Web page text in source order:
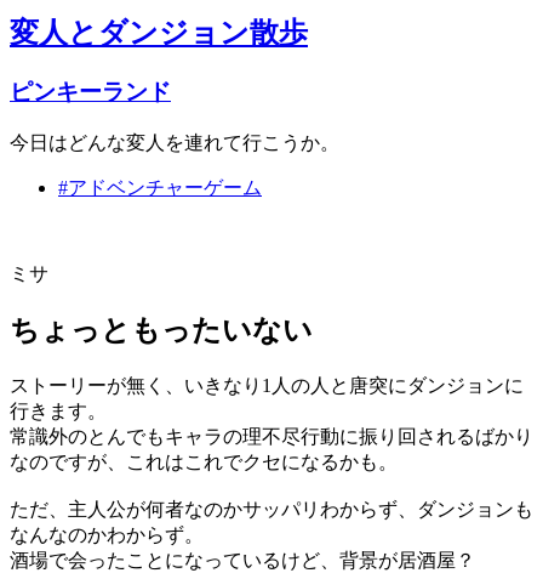
変人とダンジョン散歩
ピンキーランド
今日はどんな変人を連れて行こうか。
#アドベンチャーゲーム
ミサ
ちょっともったいない
ストーリーが無く、いきなり1人の人と唐突にダンジョンに
行きます。
常識外のとんでもキャラの理不尽行動に振り回されるばかり
なのですが、これはこれでクセになるかも。
ただ、主人公が何者なのかサッパリわからず、ダンジョンも
なんなのかわからず。
酒場で会ったことになっているけど、背景が居酒屋？